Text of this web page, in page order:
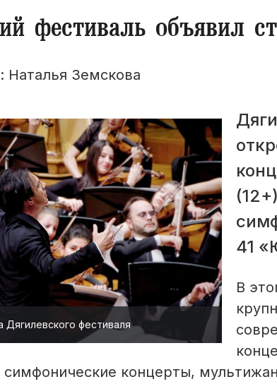
фестиваль объявил
Наталья Земскова
фестиваля
41
В
симфонические концерты,